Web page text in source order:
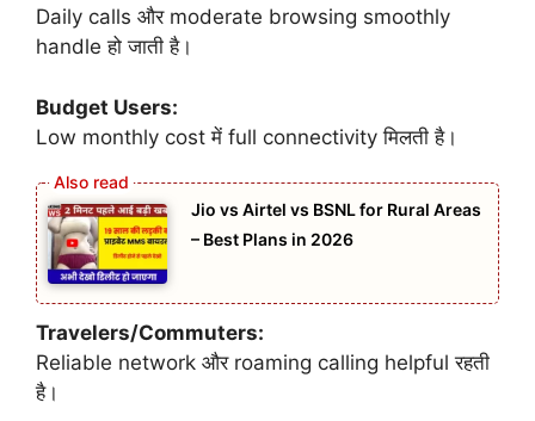
Daily calls और moderate browsing smoothly
handle हो जाती है।
Budget Users:
Low monthly cost में full connectivity मिलती है।
Jio vs Airtel vs BSNL for Rural Areas
– Best Plans in 2026
Travelers/Commuters:
Reliable network और roaming calling helpful रहती
है।